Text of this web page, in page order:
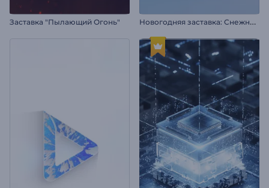
Заставка "Пылающий Огонь" Н
овогодняя заставка: Снежный шар